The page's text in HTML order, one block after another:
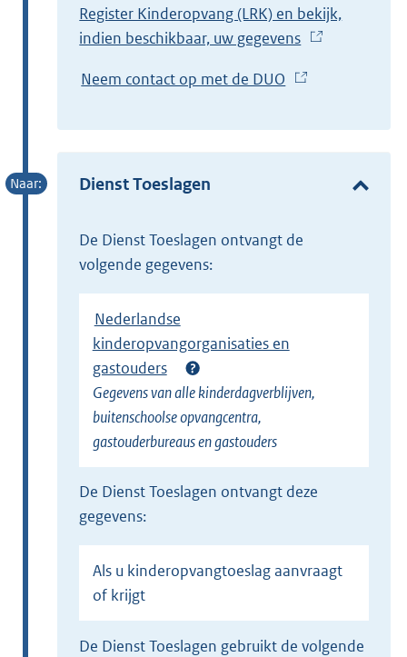
Register Kinderopvang (LRK) en bekijk,
indien beschikbaar, uw gegevens
x
e
l
Neem contact op met de DUO
x
t
e
i
k
Dienst Toeslagen
de Dienst Toeslagen ontvangt de
volgende gegevens:
Nederlandse
kinderopvangorganisaties en
gastouders
Gegevens van alle kinderdagverblijven,
buitenschoolse opvangcentra,
gastouderbureaus en gastouders
de Dienst Toeslagen ontvangt deze
gegevens:
Als u kinderopvangtoeslag aanvraagt
of krijgt
de Dienst Toeslagen gebruikt de volgende